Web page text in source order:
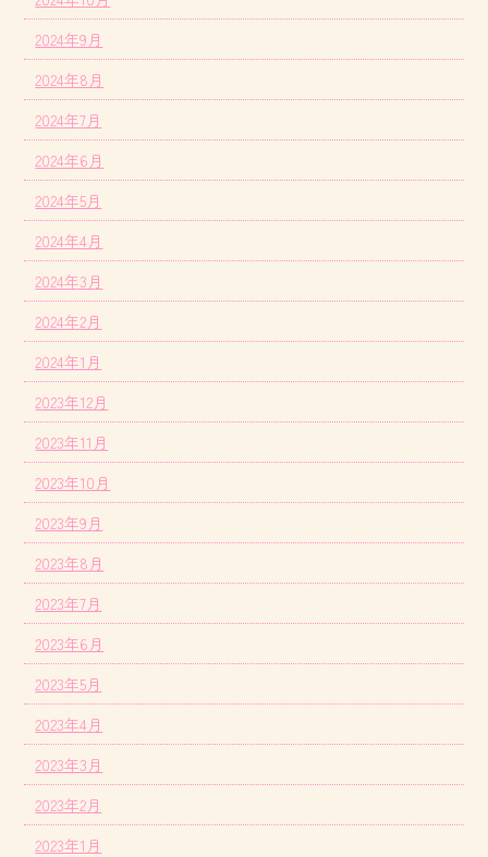
2024年9月
2024年8月
2024年7月
2024年6月
2024年5月
2024年4月
2024年3月
2024年2月
2024年1月
2023年12月
2023年11月
2023年10月
2023年9月
2023年8月
2023年7月
2023年6月
2023年5月
2023年4月
2023年3月
2023年2月
2023年1月